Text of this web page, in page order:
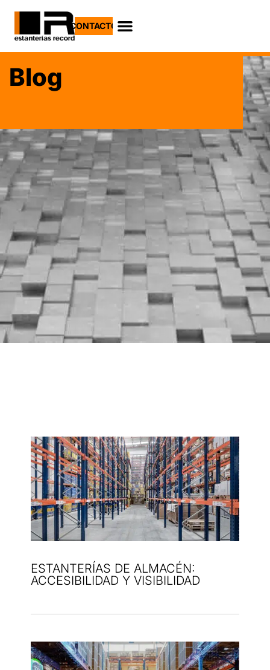
CONTACTO
Blog
ESTANTERÍAS DE ALMACÉN:
ACCESIBILIDAD Y VISIBILIDAD